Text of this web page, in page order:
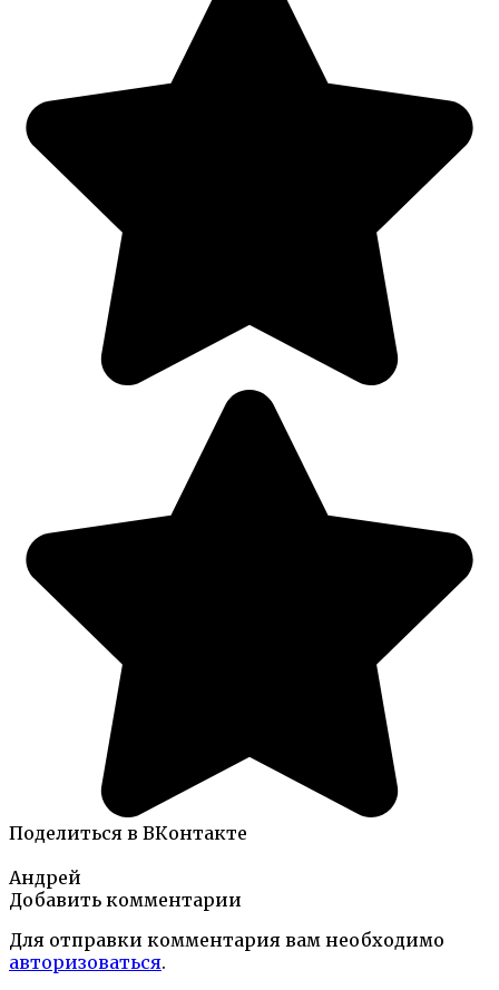
Поделиться в ВКонтакте
Андрей
Добавить комментарии
Для отправки комментария вам необходимо
авторизоваться.